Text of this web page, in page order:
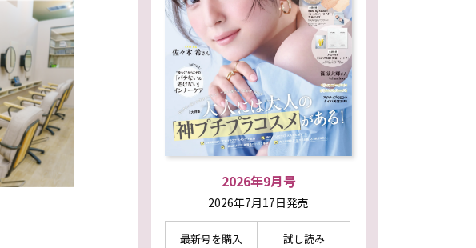
2026年9月号
2026年7月17日発売
最新号を購入 試し読み